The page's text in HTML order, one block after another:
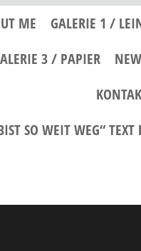
ME GALERIE 1 /
3 / PAPIER
SO WEIT WEG“